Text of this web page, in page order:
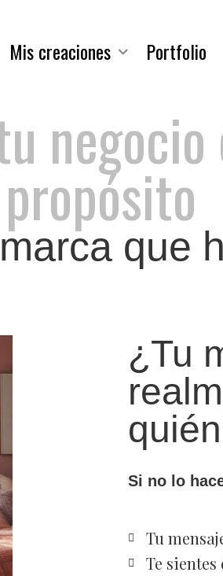
Mis creaciones Portfolio
propósito
que
¿Tu
Si no lo
Tu
Te sientes